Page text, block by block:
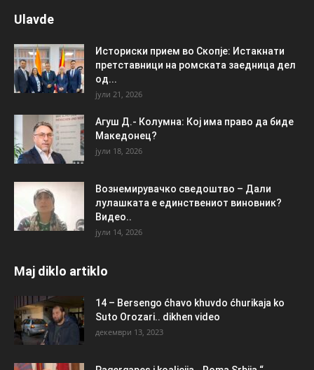
Ulavde
Историски прием во Скопје: Истакнати
претставници на ромската заедница дел
од...
јули 21, 2026
Агуш Д.- Колумна: Кој има право да биде
Македонец?
јули 18, 2026
Вознемирувачко сведоштво – Дали
лулашката е единствениот виновник?
Видео..
јули 14, 2026
Maj diklo artiklo
14 – Bersengo ćhavo khuvdo ćhurikaja ko
Suto Orozari.. dikhen video
декември 13, 2023